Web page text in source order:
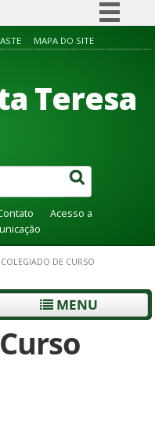
Simplifique!
Participe
Acesso à informação
Canais
MAPA DO SITE
Teresa
Acesso a
COLEGIADO DE CURSO
MENU